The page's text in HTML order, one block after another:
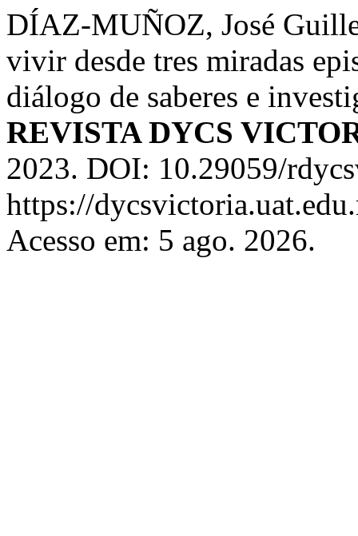
DÍAZ-MUÑOZ, José
vivir desde tres miradas
diálogo de saberes e
REVISTA DYCS
2023. DOI: 10.29059/
https://
Acesso em: 5 ago. 2026.